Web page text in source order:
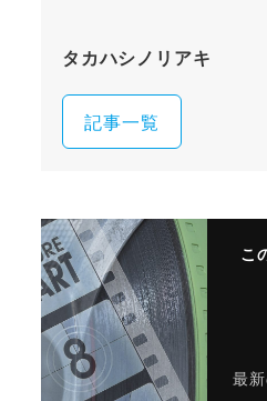
タカハシノリアキ
記事一覧
こ
最